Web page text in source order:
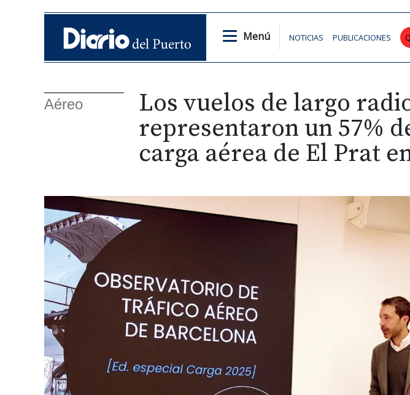
Menú NOTICIAS PUBLICACIONES
Aéreo
Los vuelos de largo
representaron un 57%
carga aérea de El Prat